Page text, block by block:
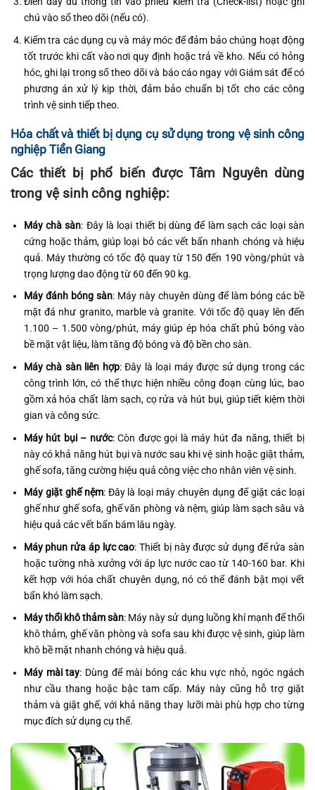
chú vào sổ theo dõi (nếu có).
Kiểm tra các dụng cụ và máy móc để đảm bảo chúng hoạt động
tốt trước khi cất vào nơi quy định hoặc trả về kho. Nếu có hỏng
hóc, ghi lại trong sổ theo dõi và báo cáo ngay với Giám sát để có
phương án xử lý kịp thời, đảm bảo chuẩn bị tốt cho các công
trình vệ sinh tiếp theo.
Hóa chất và thiết bị dụng cụ sử dụng trong vệ sinh công
nghiệp Tiền Giang
Các thiết bị phổ biến được Tâm Nguyên dùng
trong vệ sinh công nghiệp:
Máy chà sàn: Đây là loại thiết bị dùng để làm sạch các loại sàn
cứng hoặc thảm, giúp loại bỏ các vết bẩn nhanh chóng và hiệu
quả. Máy thường có tốc độ quay từ 150 đến 190 vòng/phút và
trọng lượng dao động từ 60 đến 90 kg.
Máy đánh bóng sàn: Máy này chuyên dùng để làm bóng các bề
mặt đá như granito, marble và granite. Với tốc độ quay lên đến
1.100 – 1.500 vòng/phút, máy giúp ép hóa chất phủ bóng vào
bề mặt vật liệu, làm tăng độ bóng và độ bền cho sàn.
Máy chà sàn liên hợp: Đây là loại máy được sử dụng trong các
công trình lớn, có thể thực hiện nhiều công đoạn cùng lúc, bao
gồm xả hóa chất làm sạch, cọ rửa và hút bụi, giúp tiết kiệm thời
gian và công sức.
Máy hút bụi – nước: Còn được gọi là máy hút đa năng, thiết bị
này có khả năng hút bụi và nước sau khi vệ sinh hoặc giặt thảm,
ghế sofa, tăng cường hiệu quả công việc cho nhân viên vệ sinh.
Máy giặt ghế nệm: Đây là loại máy chuyên dụng để giặt các loại
ghế như ghế sofa, ghế văn phòng và nệm, giúp làm sạch sâu và
hiệu quả các vết bẩn bám lâu ngày.
Máy phun rửa áp lực cao: Thiết bị này được sử dụng để rửa sàn
hoặc tường nhà xưởng với áp lực nước cao từ 140-160 bar. Khi
kết hợp với hóa chất chuyên dụng, nó có thể đánh bật mọi vết
bẩn khó làm sạch.
Máy thổi khô thảm sàn: Máy này sử dụng luồng khí mạnh để thổi
khô thảm, ghế văn phòng và sofa sau khi được vệ sinh, giúp làm
khô bề mặt nhanh chóng và hiệu quả.
Máy mài tay: Dùng để mài bóng các khu vực nhỏ, ngóc ngách
như cầu thang hoặc bậc tam cấp. Máy này cũng hỗ trợ giặt
thảm và giặt ghế, với khả năng thay lưỡi mài phù hợp cho từng
mục đích sử dụng cụ thể.